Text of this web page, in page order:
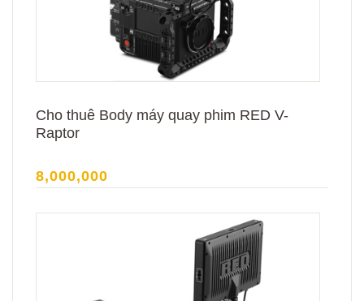
Cho thuê Body máy quay phim RED V-
Raptor
8,000,000